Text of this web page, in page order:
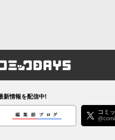
ミックDAYS
新情報を配信中!
編集部ブログ コミ